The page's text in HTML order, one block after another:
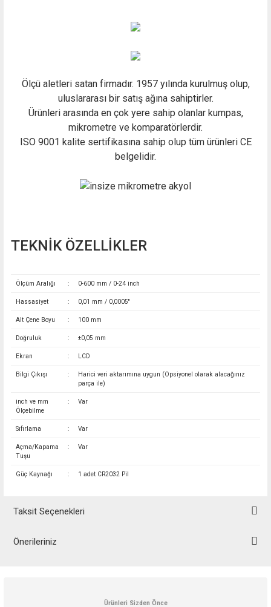
Ölçü aletleri satan firmadır. 1957 yılında kurulmuş olup,
uluslararası bir satış ağına sahiptirler.
Ürünleri arasında en çok yere sahip olanlar kumpas,
mikrometre ve komparatörlerdir.
ISO 9001 kalite sertifikasına sahip olup tüm ürünleri CE
belgelidir.
TEKNİK ÖZELLİKLER
Ölçüm Aralığı : 0-600 mm / 0-24 inch
Hassasiyet : 0,01 mm / 0,0005''
Alt Çene Boyu : 100 mm
Doğruluk : ±0,05 mm
Ekran : LCD
Bilgi Çıkışı :
Harici veri aktarımına uygun (Opsiyonel olarak alacağınız
parça ile)
inch ve mm
Ölçebilme
: Var
Sıfırlama : Var
Açma/Kapama
Tuşu
: Var
Güç Kaynağı : 1 adet CR2032 Pil
Taksit Seçenekleri
Önerileriniz
Görüş ve önerileriniz için teşekkür ederiz.
Ürünleri Sizden Önce